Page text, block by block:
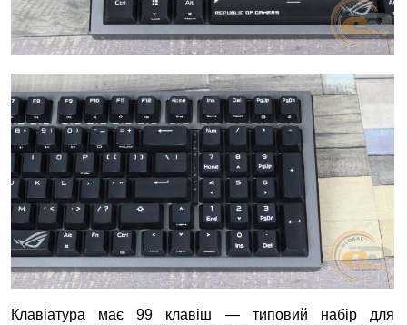
Клавіатура має 99 клавіш — типовий набір для